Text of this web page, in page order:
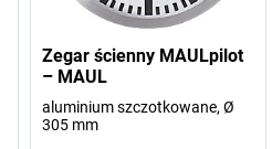
Zegar ścienny MAULpilot
– MAUL
aluminium szczotkowane, Ø
305 mm